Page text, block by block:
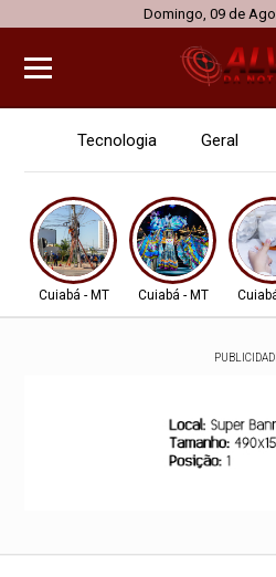
Domingo, 09 de
Tecnologia Geral
Cuiabá - MT Cuiabá - MT